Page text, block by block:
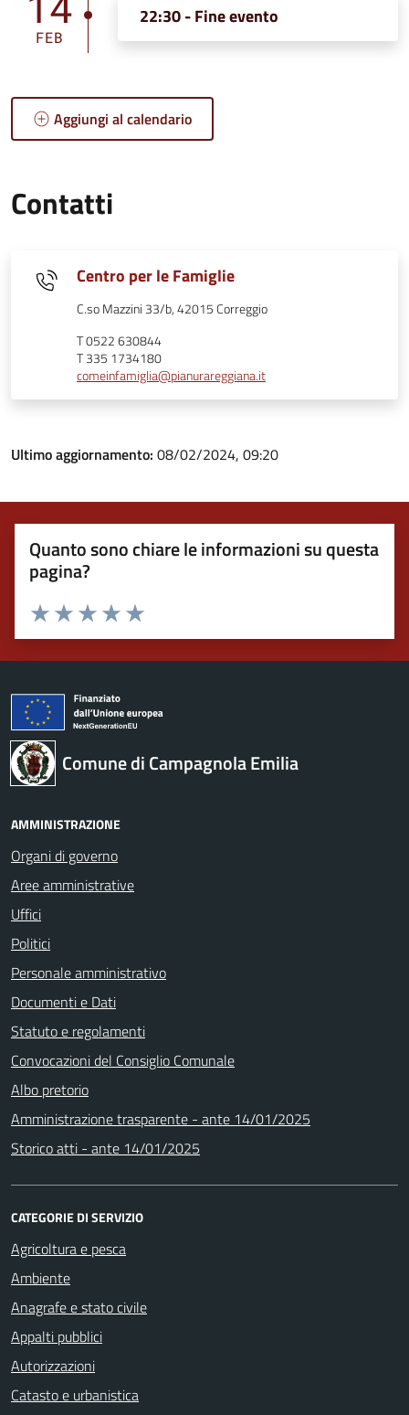
FEB
22:30 - Fine evento
Aggiungi al calendario
Contatti
Centro per le Famiglie
C.so Mazzini 33/b, 42015 Correggio
T 0522 630844
T 335 1734180
comeinfamiglia@pianurareggiana.it
Ultimo aggiornamento: 08/02/2024, 09:20
Quanto sono chiare le informazioni su questa
pagina?
Valuta 5 stelle su 5
Valuta 4 stelle su 5
Valuta 3 stelle su 5
Valuta 2 stelle su 5
Valuta 1 stelle su 5
Comune di Campagnola Emilia
AMMINISTRAZIONE
Organi di governo
Aree amministrative
Uffici
Politici
Personale amministrativo
Documenti e Dati
Statuto e regolamenti
Convocazioni del Consiglio Comunale
Albo pretorio
Amministrazione trasparente - ante 14/01/2025
Storico atti - ante 14/01/2025
CATEGORIE DI SERVIZIO
Agricoltura e pesca
Ambiente
Anagrafe e stato civile
Appalti pubblici
Autorizzazioni
Catasto e urbanistica